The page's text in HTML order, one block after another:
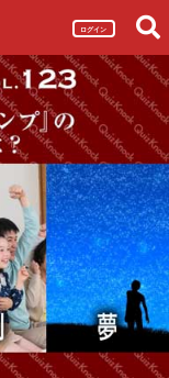
ログイン